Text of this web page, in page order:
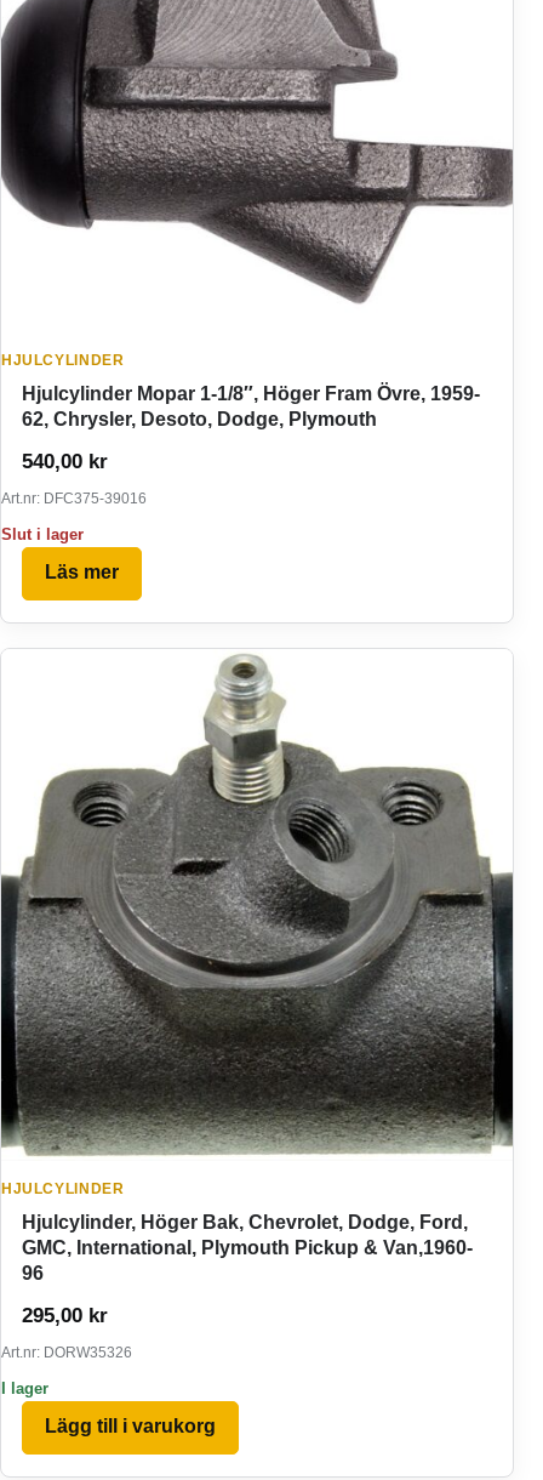
HJULCYLINDER
Hjulcylinder Mopar 1-1/8″, Höger Fram Övre, 1959-
62, Chrysler, Desoto, Dodge, Plymouth
540,00 kr
Art.nr: DFC375-39016
Slut i lager
Läs mer
HJULCYLINDER
Hjulcylinder, Höger Bak, Chevrolet, Dodge, Ford,
GMC, International, Plymouth Pickup & Van,1960-
96
295,00 kr
Art.nr: DORW35326
I lager
Lägg till i varukorg